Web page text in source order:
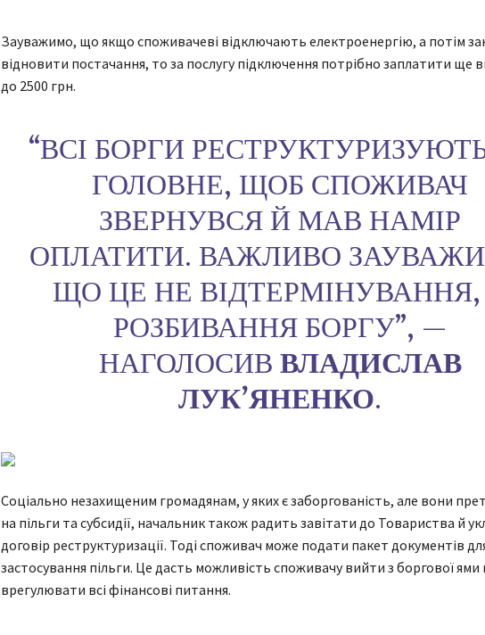
Зауважимо, що якщо споживачеві відключають електроенергію, а потім
відновити постачання, то за послугу підключення потрібно заплатити ще
до 2500 грн.
“ВСІ БОРГИ
ГОЛОВНЕ, ЩОБ СПОЖИВАЧ
ЗВЕРНУВСЯ Й МАВ НАМІР
ОПЛАТИТИ. ВАЖЛИВО
ЩО ЦЕ НЕ
РОЗБИВАННЯ БОРГУ”, —
НАГОЛОСИВ ВЛАДИСЛАВ
ЛУКʼЯНЕНКО.
Соціально незахищеним громадянам, у яких є заборгованість, але вони
на пільги та субсидії, начальник також радить завітати до Товариства й
договір реструктуризації. Тоді споживач може подати пакет документів
застосування пільги. Це дасть можливість споживачу вийти з боргової ями
врегулювати всі фінансові питання.